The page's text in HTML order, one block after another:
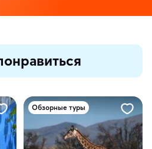
Обзорные туры